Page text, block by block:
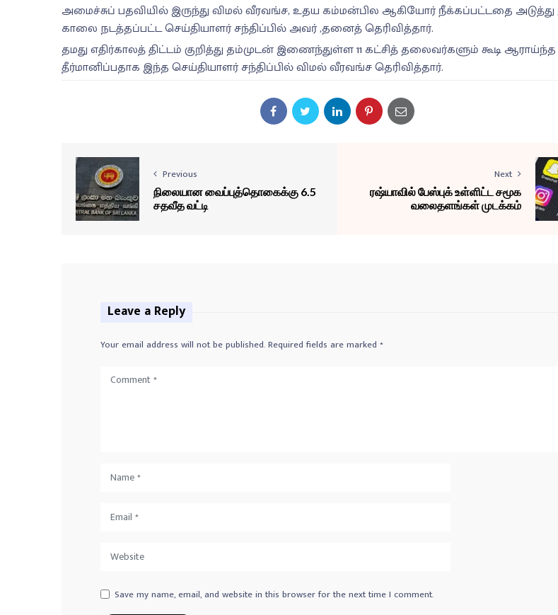
அமைச்சுப் பதவியில் இருந்து விமல் வீரவங்ச, உதய கம்மன்பில ஆகியோர் நீக்கப்பட்டதை
காலை நடத்தப்பட்ட செய்தியாளர் சந்திப்பில் அவர் ,தனைத் தெரிவித்தார்.
தமது எதிர்காலத் திட்டம் குறித்து தம்முடன் இணைந்துள்ள 11 கட்சித் தலைவர்களும் கூடி
தீர்மானிப்பதாக இந்த செய்தியாளர் சந்திப்பில் விமல் வீரவங்ச தெரிவித்தார்.
Previous
நிலையான வைப்புத்தொகைக்கு 6.5
சதவீத வட்டி
Next
ரஷ்யாவில் பேஸ்புக் உள்ளிட்ட சமூக
வலைதளங்கள் முடக்கம்
Leave a Reply
Your email address will not be published.Required fields are marked *
Save my name, email, and website in this browser for the next time I comment.